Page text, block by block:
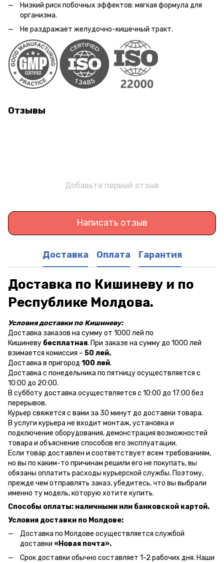
Низкий риск побочных эффектов: мягкая формула для
организма.
Не раздражает желудочно-кишечный тракт.
Отзывы
Добавьте первый отзыв
Написать отзыв
Доставка Оплата Гарантия
Доставка по Кишиневу и по
Республике Молдова.
Условия доставки по Кишиневу:
Доставка заказов на сумму от 1000 лей по
Кишиневу бесплатная. При заказе на сумму до 1000 лей
взимается комиссия – 50 лей.
Доставка в пригород 100 лей.
Доставка с понедельника по пятницу осуществляется с
10:00 до 20:00.
В субботу доставка осуществляется с 10:00 до 17:00 без
перерывов.
Курьер свяжется с вами за 30 минут до доставки товара.
В услуги курьера не входит монтаж, установка и
подключение оборудования, демонстрация возможностей
товара и объяснение способов его эксплуатации.
Если товар доставлен и соответствует всем требованиям,
но вы по каким-то причинам решили его не покупать, вы
обязаны оплатить расходы курьерской службы. Поэтому,
прежде чем отправлять заказ, убедитесь, что вы выбрали
именно ту модель, которую хотите купить.
Способы оплаты: наличными или банковской картой.
Условия доставки по Молдове:
Доставка по Молдове осуществляется службой
доставки «Новая почта».
Срок доставки обычно составляет 1-2 рабочих дня. Наши